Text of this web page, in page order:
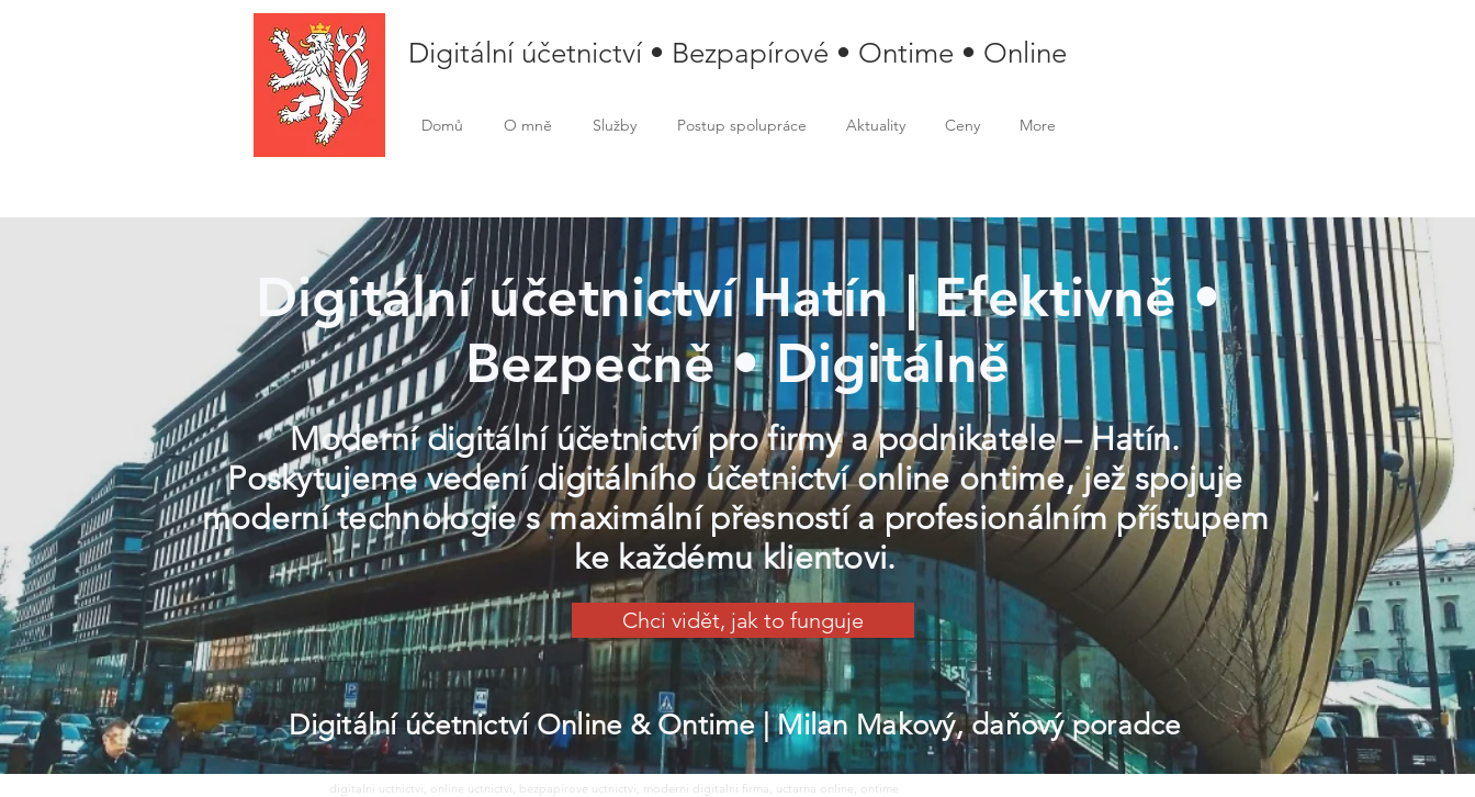
Digitální účetnictví • Bezpapírové • Ontime • Online
Domů O mně Služby Postup spolupráce Aktuality Ceny More
Digitální účetnictví Hatín | Efektivně •
Bezpečně • Digitálně
Moderní digitální účetnictví pro firmy a podnikatele – Hatín.
Poskytujeme vedení digitálního účetnictví online ontime, jež spojuje
moderní technologie s maximální přesností a profesionálním přístupem
ke každému klientovi.
Chci vidět, jak to funguje
Digitální účetnictví Online & Ontime| Milan Makový, daňový poradce
digitalni uctnictvi, online uctnictvi, bezpapirove uctnictvi, moderni digitalni firma, uctarna online, ontime